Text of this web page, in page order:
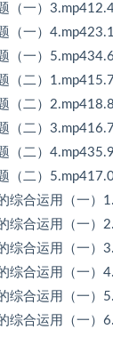
（一）
（一）
（一）
（二）
（二）
（二）
（二）
（二）
综合运用（一）
综合运用（一）
综合运用（一）
综合运用（一）
综合运用（一）
综合运用（一）